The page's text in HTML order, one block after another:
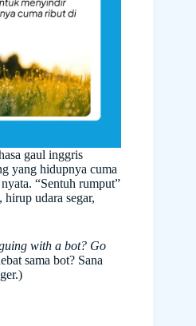
gaul inggris
yang hidupnya cuma
“Sentuh rumput”
udara segar,
with a bot? Go
sama bot? Sana